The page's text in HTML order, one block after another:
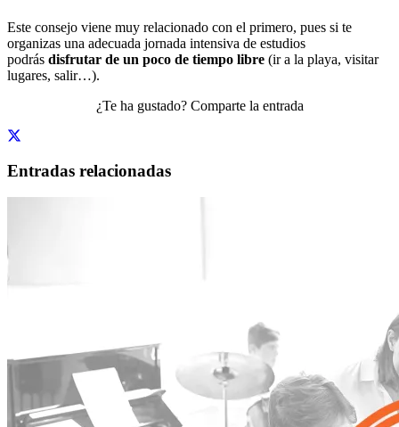
Este consejo viene muy relacionado con el primero, pues si te
organizas una adecuada jornada intensiva de estudios
podrás disfrutar de un poco de tiempo libre (ir a la playa, visitar
lugares, salir…).
¿Te ha gustado? Comparte la entrada
Entradas relacionadas